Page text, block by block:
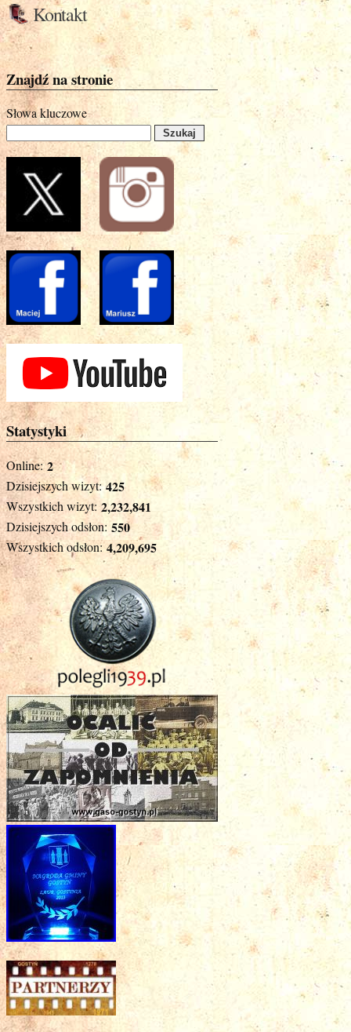
Kontakt
Znajdź na stronie
Słowa kluczowe
Statystyki
Online: 2
Dzisiejszych wizyt: 425
Wszystkich wizyt: 2,232,841
Dzisiejszych odsłon: 550
Wszystkich odsłon: 4,209,695